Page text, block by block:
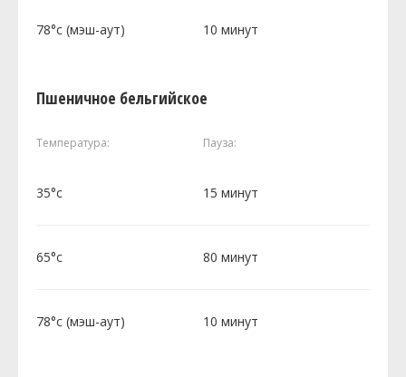
78°c (мэш-аут) 10 минут
Пшеничное бельгийское
Температура: Пауза:
35°c 15 минут
65°c 80 минут
78°c (мэш-аут) 10 минут